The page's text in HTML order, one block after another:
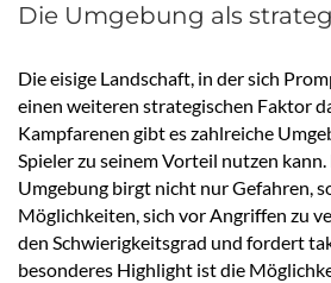
Die Umgebung als
Die eisige Landschaft, in der sich
einen weiteren strategischen Faktor
Kampfarenen gibt es zahlreiche
Spieler zu seinem Vorteil nutzen
Umgebung birgt nicht nur Gefahren,
Möglichkeiten, sich vor Angriffen zu
den Schwierigkeitsgrad und fordert
besonderes Highlight ist die